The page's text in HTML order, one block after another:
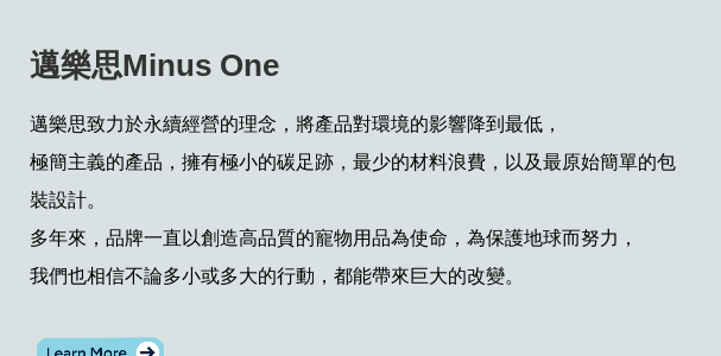
邁樂思Minus One
邁樂思致力於永續經營的理念，將產品對環境的影響降到最低，
極簡主義的產品，擁有極小的碳足跡，最少的材料浪費，以及最原始簡單的包
裝設計。
多年來，品牌一直以創造高品質的寵物用品為使命，為保護地球而努力，
我們也相信不論多小或多大的行動，都能帶來巨大的改變。